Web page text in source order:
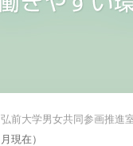
弘前大学男女共同参画推進
月現在）